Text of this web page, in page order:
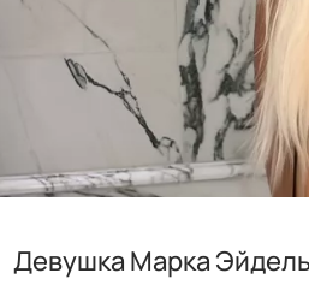
Девушка Марка